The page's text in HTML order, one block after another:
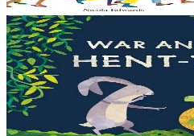
Er stok13,00 €
3 bloaz hag ouzhpenn
Bannoù-heol
War an hent-treuz
Piv a oar peseurt loened a c’haller
o serriñ ?... N’eus krokodil ebet
ket ken sur he mignoned...